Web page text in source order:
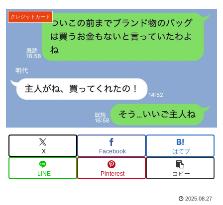
クレジットカード
X Facebook はてブ
LINE Pinterest コピー
2025.08.27